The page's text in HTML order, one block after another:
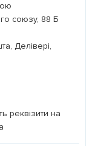
союзу, 88 Б
Делівері,
реквізити на